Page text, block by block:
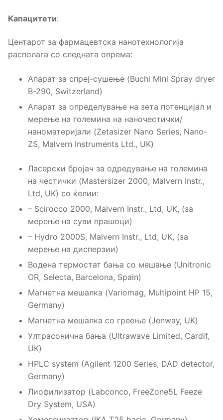
Капацитети:
Центарот за фармацевтска нанотехнологија
располага со следната опрема:
Апарат за спреј-сушење (Buchi Mini Spray dryer
B-290, Switzerland)
Апарат за определување на зета потенцијал и
мерење на големина на наночестички/
наноматеријали (Zetasizer Nano Series, Nano-
ZS, Malvern Instruments Ltd., UK)
Ласерски бројач за одредување на големина
на честички (Mastersizer 2000, Malvern Instr.,
Ltd, UK) со ќелии:
– Scirocco 2000, Malvern Instr., Ltd, UK, (за
мерење на суви прашоци)
– Hydro 2000S, Malvern Instr., Ltd, UK, (за
мерење на дисперзии)
Водена термостат бања со мешање (Unitronic
OR, Selecta, Barcelona, Spain)
Магнетна мешалка (Variomag, Multipoint HP 15,
Germany)
Магнетна мешалка со греење (Jenway, UK)
Ултрасонична бања (Ultrawave Limited, Cardif,
UK)
HPLC system (Agilent 1200 Series, DAD detector,
Germany)
Лиофилизатор (Labconco, FreeZone5L Feeze
Dry System, USA)